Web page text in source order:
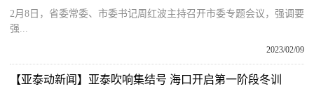
2月8日，省委常委、市委书记周红波主持召开市委专题会议，强调要
强...
2023/02/09
【亚泰动新闻】亚泰吹响集结号 海口开启第一阶段冬训